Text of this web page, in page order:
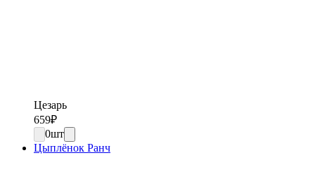
Цезарь
659₽
0шт
Цыплёнок Ранч